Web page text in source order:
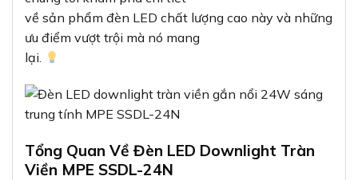
về sản phẩm đèn LED chất lượng cao này và những
ưu điểm vượt trội mà nó mang
lại.
Tổng Quan Về Đèn LED Downlight Tràn
Viền MPE SSDL-24N